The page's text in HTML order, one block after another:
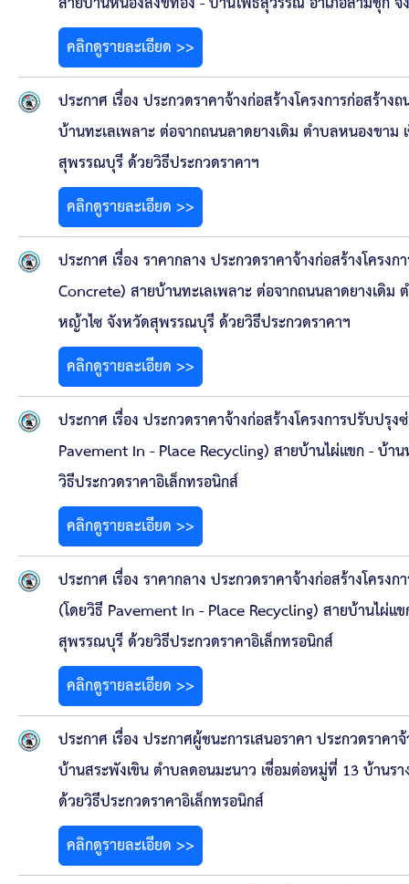
คลิกดูรายละเอียด >>
ประกาศ เรื่อง ประกวดราคาจ้างก่อสร้างโครงการก่อส
บ้านทะเลเพลาะ ต่อจากถนนลาดยางเดิม ตําบลหนองข
สุพรรณบุรี ด้วยวิธีประกวดราคาฯ
คลิกดูรายละเอียด >>
ประกาศ เรื่อง ราคากลาง ประกวดราคาจ้างก่อสร้างโค
Concrete) สายบ้านทะเลเพลาะ ต่อจากถนนลาดยางเดิ
หญ้าไซ จังหวัดสุพรรณบุรี ด้วยวิธีประกวดราคาฯ
คลิกดูรายละเอียด >>
ประกาศ เรื่อง ประกวดราคาจ้างก่อสร้างโครงการปรับป
Pavement In - Place Recycling) สายบ้านไผ่แขก - บ้
วิธีประกวดราคาอิเล็กทรอนิกส์
คลิกดูรายละเอียด >>
ประกาศ เรื่อง ราคากลาง ประกวดราคาจ้างก่อสร้างโค
(โดยวิธี Pavement In - Place Recycling) สายบ้านไผ่
สุพรรณบุรี ด้วยวิธีประกวดราคาอิเล็กทรอนิกส์
คลิกดูรายละเอียด >>
ประกาศ เรื่อง ประกาศผู้ชนะการเสนอราคา ประกวดราค
บ้านสระพังเขิน ตำบลดอนมะนาว เชื่อมต่อหมู่ที่ 13 บ้าน
ด้วยวิธีประกวดราคาอิเล็กทรอนิกส์
คลิกดูรายละเอียด >>